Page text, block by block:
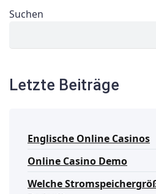
Suchen
Letzte Beiträge
Englische Online Casinos
Online Casino Demo
Welche